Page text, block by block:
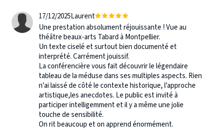
17/12/2025Laurent
Une prestation absolument réjouissante ! Vue au
théâtre beaux-arts Tabard à Montpellier.
Un texte ciselé et surtout bien documenté et
interprété. Carrément jouissif.
La conférencière vous fait découvrir le légendaire
tableau de la méduse dans ses multiples aspects. Rien
n’ai laissé de côté le contexte historique, l’approche
artistique,les anecdotes. Le public est invité à
participer intelligemment et il y a même une jolie
touche de sensibilité.
On rit beaucoup et on apprend énormément.